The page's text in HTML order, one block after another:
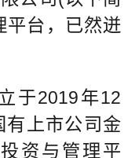
平台，已然迸
2019年12
有上市公司金
资与管理平